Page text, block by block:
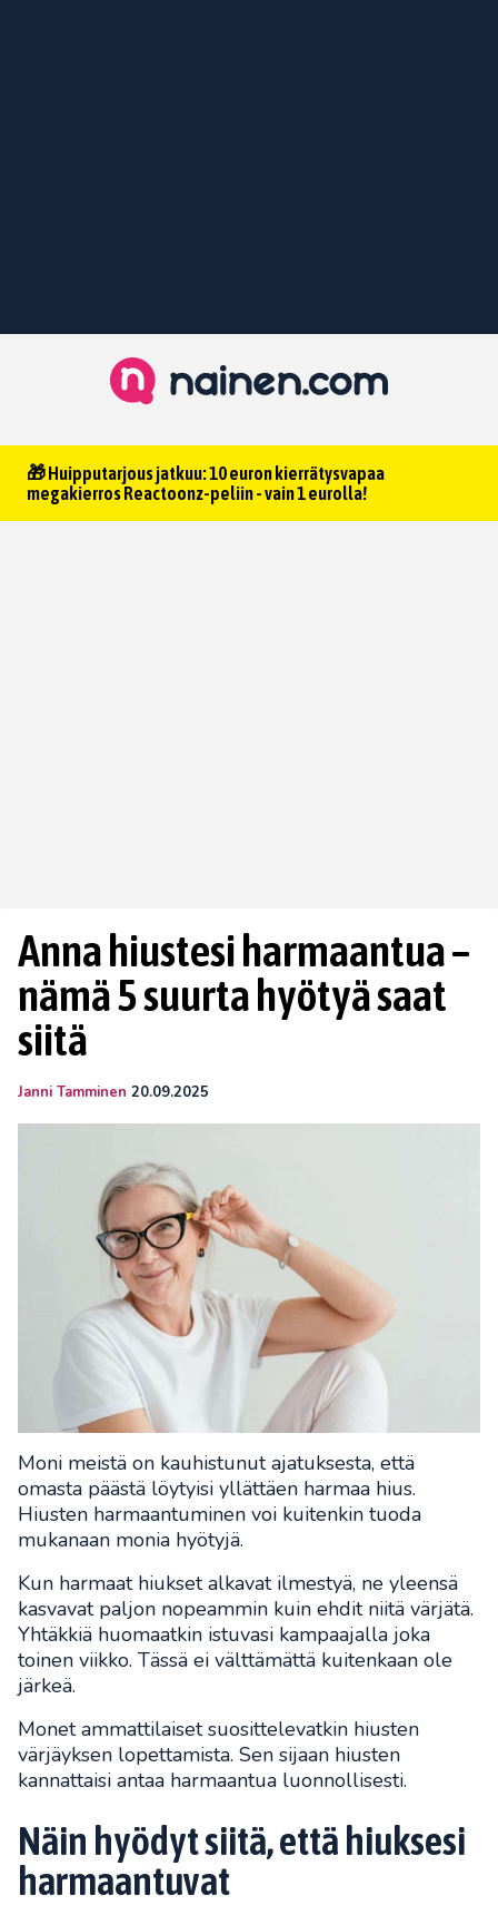
🎁 Huipputarjous jatkuu: 10 euron kierrätysvapaa
megakierros Reactoonz-peliin - vain 1 eurolla!
Anna hiustesi harmaantua –
nämä 5 suurta hyötyä saat
siitä
Janni Tamminen 20.09.2025
Moni meistä on kauhistunut ajatuksesta, että
omasta päästä löytyisi yllättäen harmaa hius.
Hiusten harmaantuminen voi kuitenkin tuoda
mukanaan monia hyötyjä.
Kun harmaat hiukset alkavat ilmestyä, ne yleensä
kasvavat paljon nopeammin kuin ehdit niitä värjätä.
Yhtäkkiä huomaatkin istuvasi kampaajalla joka
toinen viikko. Tässä ei välttämättä kuitenkaan ole
järkeä.
Monet ammattilaiset suosittelevatkin hiusten
värjäyksen lopettamista. Sen sijaan hiusten
kannattaisi antaa harmaantua luonnollisesti.
Näin hyödyt siitä, että hiuksesi
harmaantuvat